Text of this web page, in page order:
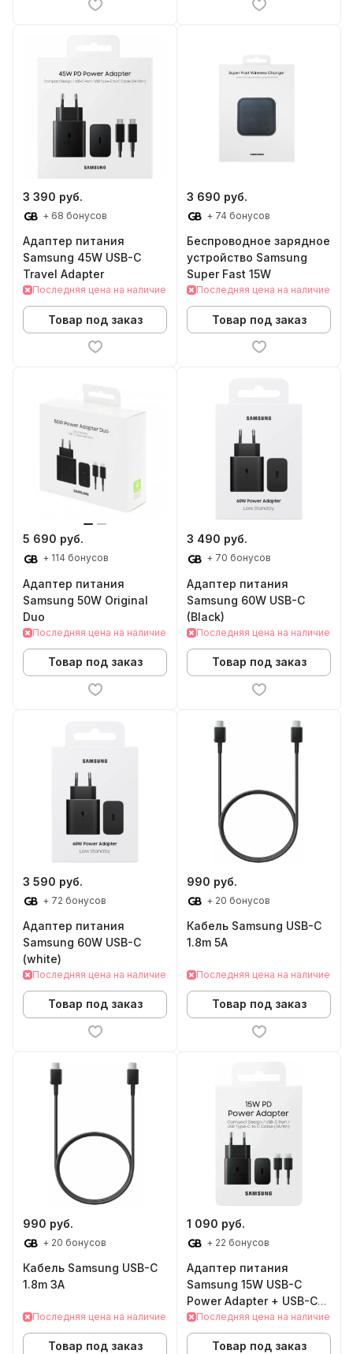
3 390 руб.
+ 68 бонусов
Адаптер питания
Samsung 45W USB-C
Travel Adapter
Последняя цена на наличие
Товар под заказ
3 690 руб.
+ 74 бонусов
Беспроводное зарядное
устройство Samsung
Super Fast 15W
Последняя цена на наличие
Товар под заказ
5 690 руб.
+ 114 бонусов
Адаптер питания
Samsung 50W Original
Duo
Последняя цена на наличие
Товар под заказ
3 490 руб.
+ 70 бонусов
Адаптер питания
Samsung 60W USB-C
(Black)
Последняя цена на наличие
Товар под заказ
3 590 руб.
+ 72 бонусов
Адаптер питания
Samsung 60W USB-C
(white)
Последняя цена на наличие
Товар под заказ
990 руб.
+ 20 бонусов
Кабель Samsung USB-C
1.8m 5A
Последняя цена на наличие
Товар под заказ
990 руб.
+ 20 бонусов
Кабель Samsung USB-C
1.8m 3A
Последняя цена на наличие
Товар под заказ
1 090 руб.
+ 22 бонусов
Адаптер питания
Samsung 15W USB-C
Power Adapter + USB-C
3A 1m
Последняя цена на наличие
Товар под заказ